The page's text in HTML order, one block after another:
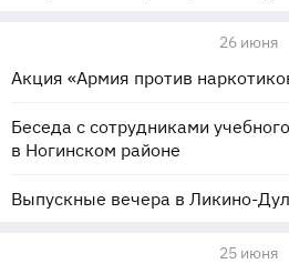
26 июня
Акция «Армия против
Беседа с сотрудниками
в Ногинском районе
Выпускные вечера в Ликино-
25 июня